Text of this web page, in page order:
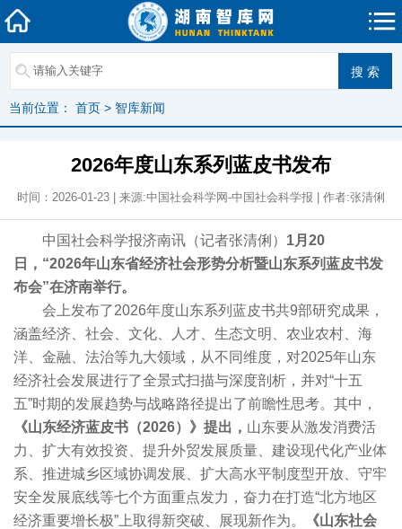
当前位置： 首页 > 智库新闻
2026年度山东系列蓝皮书发布
时间：2026-01-23 | 来源:中国社会科学网-中国社会科学报 | 作者:张清俐
中国社会科学报济南讯（记者张清俐） 1月20
日，“2026年山东省经济社会形势分析暨山东系列蓝皮书发
布会”在济南举行。
会上发布了2026年度山东系列蓝皮书共9部研究成果，
涵盖经济、社会、文化、人才、生态文明、农业农村、海
洋、金融、法治等九大领域，从不同维度，对2025年山东
经济社会发展进行了全景式扫描与深度剖析，并对“十五
五”时期的发展趋势与战略路径提出了前瞻性思考。其中，
《山东经济蓝皮书（2026）》提出， 山东要从激发消费活
力、扩大有效投资、提升外贸发展质量、建设现代化产业体
系、推进城乡区域协调发展、扩大高水平制度型开放、守牢
安全发展底线等七个方面重点发力，奋力在打造“北方地区
经济重要增长极”上取得新突破、展现新作为。
《山东社会